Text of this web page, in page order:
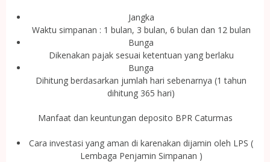
Jangka
Waktu simpanan : 1 bulan, 3 bulan, 6 bulan dan 12 bulan
Bunga
Dikenakan pajak sesuai ketentuan yang berlaku
Bunga
Dihitung berdasarkan jumlah hari sebenarnya (1 tahun
dihitung 365 hari)
Manfaat dan keuntungan deposito BPR Caturmas
Cara investasi yang aman di karenakan dijamin oleh LPS (
Lembaga Penjamin Simpanan )